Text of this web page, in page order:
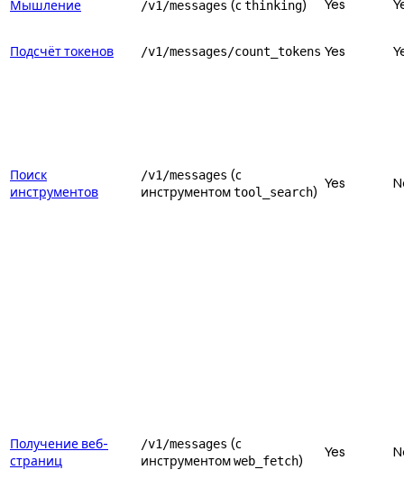
Мышление /v1/messages (сthinking) Yes
Подсчёт токенов /v1/messages/count_tokens Yes
Поиск
инструментов
/v1/messages (с
инструментомtool_search)
Yes
Получение веб-
страниц
/v1/messages (с
инструментомweb_fetch)
Yes